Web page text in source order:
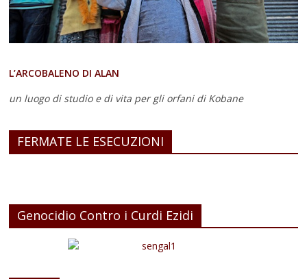
L’ARCOBALENO DI ALAN
un luogo di studio e di vita per gli orfani di Kobane
FERMATE LE ESECUZIONI
Genocidio Contro i Curdi Ezidi